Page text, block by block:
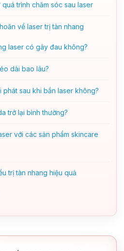
trình chăm sóc sau laser
về laser trị tàn nhang
laser có gây đau không?
dài bao lâu?
phát sau khi bắn laser không?
trở lại bình thường?
với các sản phẩm skincare
trị tàn nhang hiệu quả